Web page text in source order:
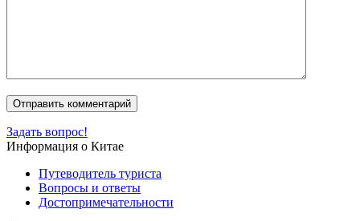
Задать вопрос!
Информация о Китае
Путеводитель туриста
Вопросы и ответы
Достопримечательности